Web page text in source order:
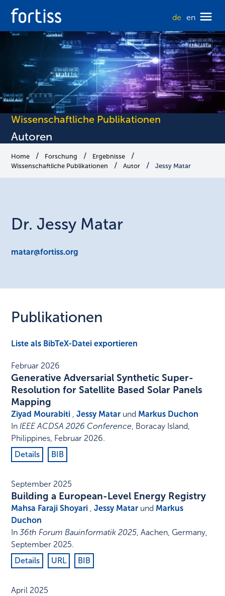
de en
Wissenschaftliche Publikationen
Autoren
Home Forschung
Ergebnisse
Wissenschaftliche Publikationen
Autor Jessy Matar
Dr. Jessy Matar
matar@fortiss.org
Publikationen
Liste als BibTeX-Datei exportieren
Februar 2026
Generative Adversarial Synthetic Super-
Resolution for Satellite Based Solar Panels
Mapping
Ziyad Mourabiti ,Jessy Matar und Markus Duchon
InIEEE ACDSA 2026 Conference, Boracay Island,
Philippines, Februar 2026.
Details
BIB
September 2025
Building a European-Level Energy Registry
Mahsa Faraji Shoyari ,Jessy Matar und Markus
Duchon
In36th Forum Bauinformatik 2025,Aachen, Germany,
September 2025.
Details
URL BIB
April 2025